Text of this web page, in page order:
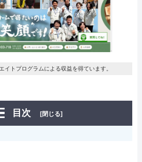
トプログラムによる収益を得ています。
目次 [閉じる]